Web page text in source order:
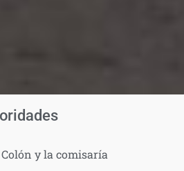
y la comisaría